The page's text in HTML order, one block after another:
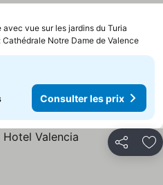
avec vue sur les jardins du Turia
Cathédrale Notre Dame de Valence
Consulter les prix
Partager